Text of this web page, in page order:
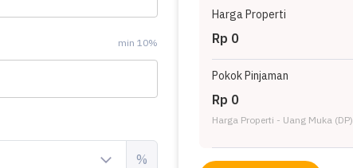
min 10%
%
Harga Properti
Rp 0
Pokok Pinjaman
Rp 0
Harga Properti - Uang Muka (DP)